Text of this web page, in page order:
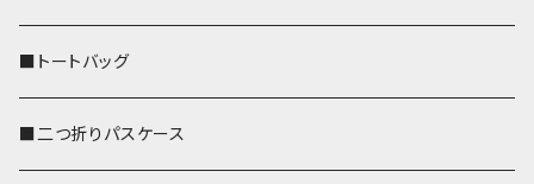
■トートバッグ
■二つ折りパスケース